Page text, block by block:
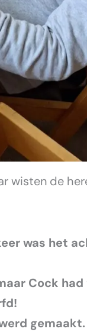
wisten de
was het
Cock had
gemaakt.